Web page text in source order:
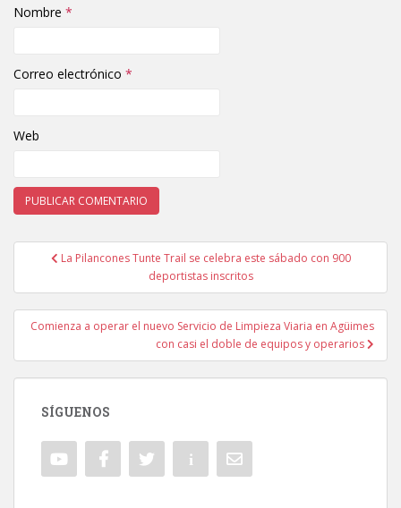
Nombre *
Correo electrónico *
Web
Navegación de entradas
La Pilancones Tunte Trail se celebra este sábado con 900
deportistas inscritos
Comienza a operar el nuevo Servicio de Limpieza Viaria en Agüimes
con casi el doble de equipos y operarios
SÍGUENOS